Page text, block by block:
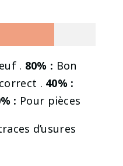
. 80% : Bon
. 40% :
: Pour pièces
d’usures